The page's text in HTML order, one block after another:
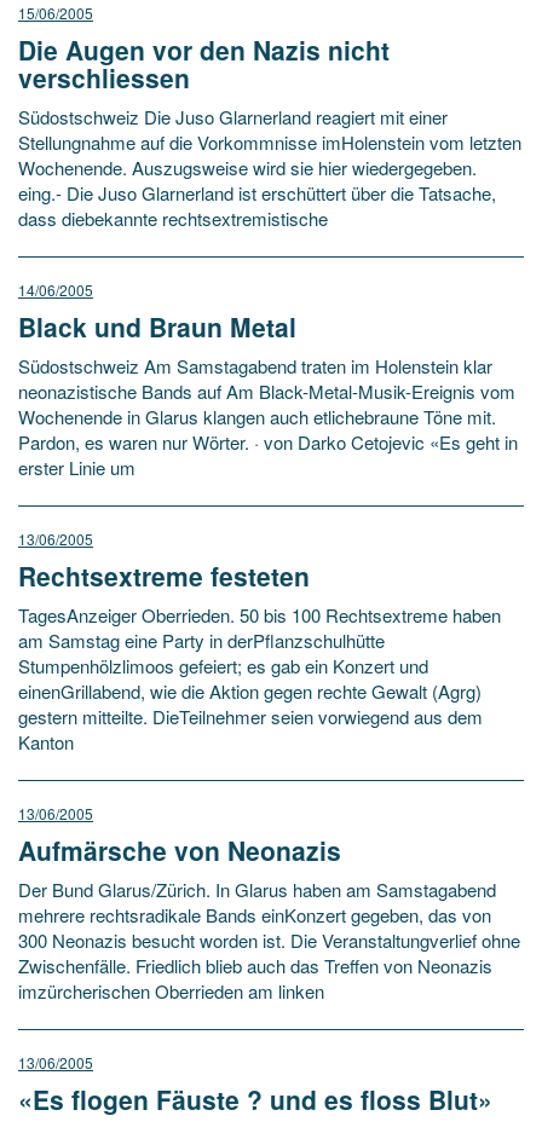
15/06/2005
Die Augen vor den Nazis nicht
verschliessen
Südostschweiz Die Juso Glarnerland reagiert mit einer
Stellungnahme auf die Vorkommnisse imHolenstein vom letzten
Wochenende. Auszugsweise wird sie hier wiedergegeben.
eing.- Die Juso Glarnerland ist erschüttert über die Tatsache,
dass diebekannte rechtsextremistische
14/06/2005
Black und Braun Metal
Südostschweiz Am Samstagabend traten im Holenstein klar
neonazistische Bands auf Am Black-Metal-Musik-Ereignis vom
Wochenende in Glarus klangen auch etlichebraune Töne mit.
Pardon, es waren nur Wörter. · von Darko Cetojevic «Es geht in
erster Linie um
13/06/2005
Rechtsextreme festeten
TagesAnzeiger Oberrieden. 50 bis 100 Rechtsextreme haben
am Samstag eine Party in derPflanzschulhütte
Stumpenhölzlimoos gefeiert; es gab ein Konzert und
einenGrillabend, wie die Aktion gegen rechte Gewalt (Agrg)
gestern mitteilte. DieTeilnehmer seien vorwiegend aus dem
Kanton
13/06/2005
Aufmärsche von Neonazis
Der Bund Glarus/Zürich. In Glarus haben am Samstagabend
mehrere rechtsradikale Bands einKonzert gegeben, das von
300 Neonazis besucht worden ist. Die Veranstaltungverlief ohne
Zwischenfälle. Friedlich blieb auch das Treffen von Neonazis
imzürcherischen Oberrieden am linken
13/06/2005
«Es flogen Fäuste ? und es floss Blut»